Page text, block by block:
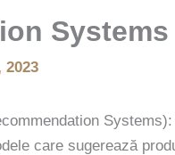
Systems
2023
care sugerează